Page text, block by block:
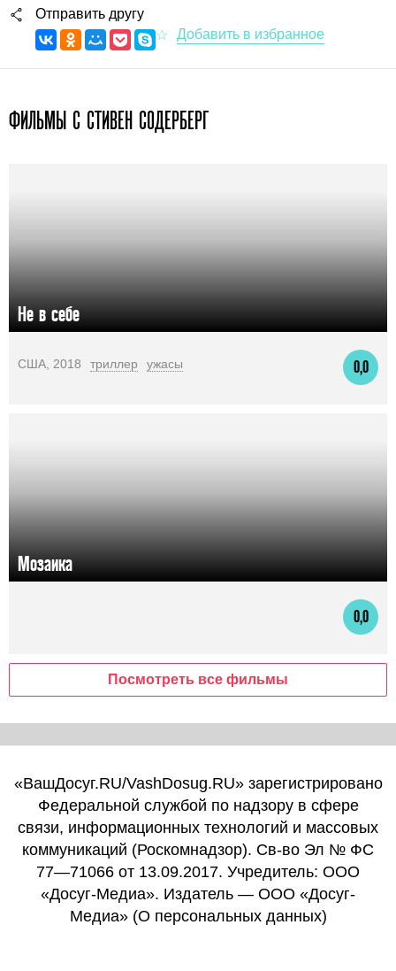
Отправить другу
ФИЛЬМЫ С СТИВЕН СОДЕРБЕРГ
Не в себе
0,0
США, 2018 триллер ужасы
Мозаика
0,0
Посмотреть все фильмы
«ВашДосуг.RU/VashDosug.RU» зарегистрировано
Федеральной службой по надзору в сфере
связи, информационных технологий и массовых
коммуникаций (Роскомнадзор). Св-во Эл № ФС
77—71066 от 13.09.2017. Учредитель: ООО
«Досуг-Медиа». Издатель — ООО «Досуг-
Медиа» (О персональных данных)